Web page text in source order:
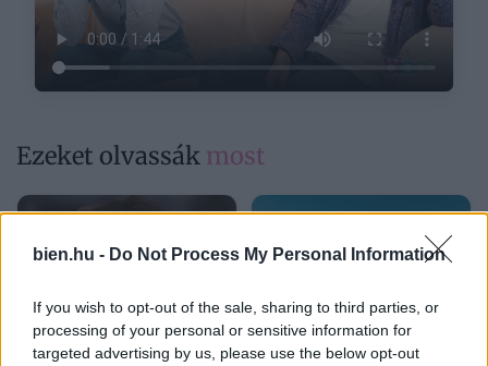
bien.hu - Do Not Process My Personal Information
If you wish to opt-out of the sale, sharing to third parties, or
processing of your personal or sensitive information for
targeted advertising by us, please use the below opt-out
Ezeket olvassák most